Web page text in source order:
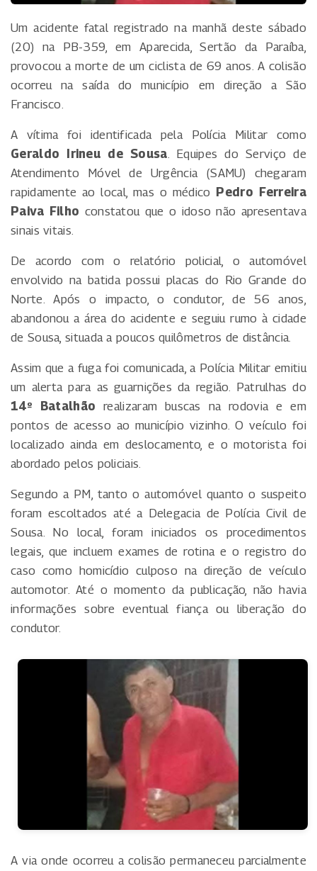
Um acidente fatal registrado na manhã deste sábado
(20) na PB-359, em Aparecida, Sertão da Paraíba,
provocou a morte de um ciclista de 69 anos. A colisão
ocorreu na saída do município em direção a São
Francisco.
A vítima foi identificada pela Polícia Militar como
Geraldo Irineu de Sousa . Equipes do Serviço de
Atendimento Móvel de Urgência (SAMU) chegaram
rapidamente ao local, mas o médico Pedro Ferreira
Paiva Filho constatou que o idoso não apresentava
sinais vitais.
De acordo com o relatório policial, o automóvel
envolvido na batida possui placas do Rio Grande do
Norte. Após o impacto, o condutor, de 56 anos,
abandonou a área do acidente e seguiu rumo à cidade
de Sousa, situada a poucos quilômetros de distância.
Assim que a fuga foi comunicada, a Polícia Militar emitiu
um alerta para as guarnições da região. Patrulhas do
14º Batalhão realizaram buscas na rodovia e em
pontos de acesso ao município vizinho. O veículo foi
localizado ainda em deslocamento, e o motorista foi
abordado pelos policiais.
Segundo a PM, tanto o automóvel quanto o suspeito
foram escoltados até a Delegacia de Polícia Civil de
Sousa. No local, foram iniciados os procedimentos
legais, que incluem exames de rotina e o registro do
caso como homicídio culposo na direção de veículo
automotor. Até o momento da publicação, não havia
informações sobre eventual fiança ou liberação do
condutor.
A via onde ocorreu a colisão permaneceu parcialmente